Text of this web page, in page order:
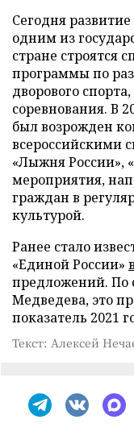
Сегодня развитие
одним из
стране строятся
программы по
дворового
соревнования. В
был возрожден
всероссийскими
«Лыжня России»,
мероприятия,
граждан в
культурой.
Ранее стало
«Единой России»
предложений. По
Медведева, это
показатель 2021
Текст: Алексей